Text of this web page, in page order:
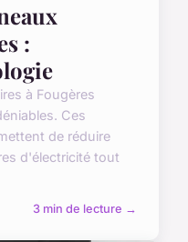
:
à Fougères
Ces
de réduire
d'électricité tout
3 min de lecture →